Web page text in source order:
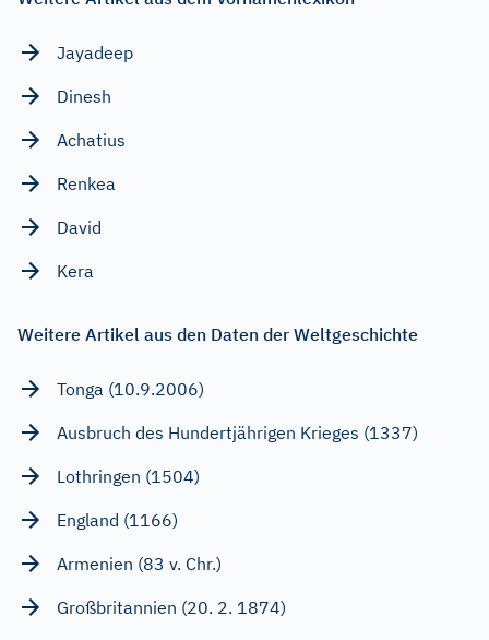
Jayadeep
Dinesh
Achatius
Renkea
David
Kera
Weitere Artikel aus den Daten der Weltgeschichte
Tonga (10.9.2006)
Ausbruch des Hundertjährigen Krieges (1337)
Lothringen (1504)
England (1166)
Armenien (83 v. Chr.)
Großbritannien (20. 2. 1874)